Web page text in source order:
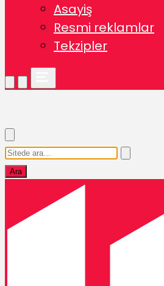
Asayiş
Resmi reklamlar
Tekzipler
Ara